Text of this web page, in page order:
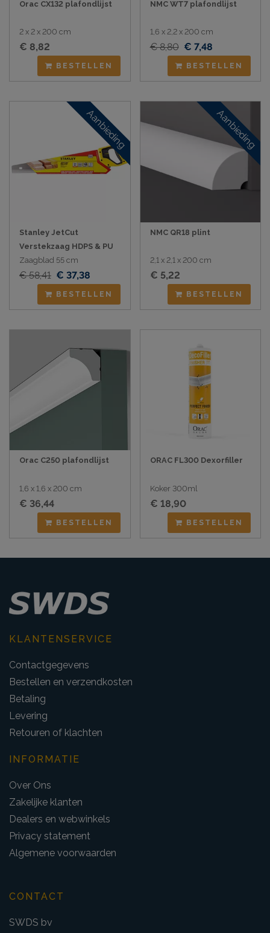
Orac CX132 plafondlijst
2 x 2 x 200 cm
€ 8,82
BESTELLEN
NMC WT7 plafondlijst
1,6 x 2,2 x 200 cm
€ 8,80 € 7,48
BESTELLEN
Aanbieding
Stanley JetCut
Verstekzaag HDPS & PU
Zaagblad 55 cm
€ 58,41 € 37,38
BESTELLEN
Aanbieding
NMC QR18 plint
2,1 x 2,1 x 200 cm
€ 5,22
BESTELLEN
Orac C250 plafondlijst
1,6 x 1,6 x 200 cm
€ 36,44
BESTELLEN
ORAC FL300 Dexorfiller
Koker 300ml
€ 18,90
BESTELLEN
KLANTENSERVICE
Contactgegevens
Bestellen en verzendkosten
Betaling
Levering
Retouren of klachten
INFORMATIE
Over Ons
Zakelijke klanten
Dealers en webwinkels
Privacy statement
Algemene voorwaarden
CONTACT
SWDS bv